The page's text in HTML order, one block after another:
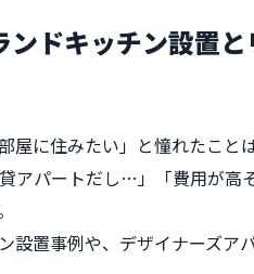
ドキッチン設置
に住みたい」と憧れたこと
アパートだし…」「費用が高
置事例や、デザイナーズア